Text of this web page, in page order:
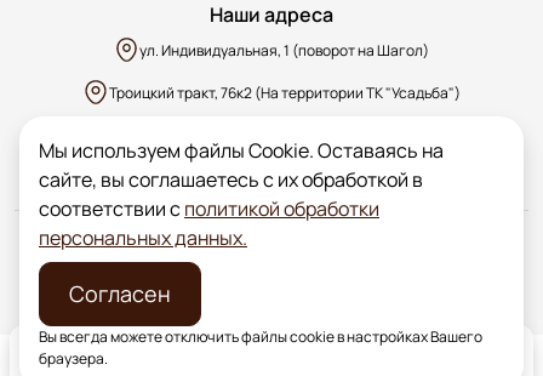
Наши адреса
ул. Индивидуальная, 1 (поворот на Шагол)
Троицкий тракт, 76к2 (На территории ТК "Усадьба")
Цены на сайте носят информационный характер и ни
при каких условиях не являются публичной офертой.
Мы используем файлы Cookie. Оставаясь на
сайте, вы соглашаетесь с их обработкой в
соответствии сполитикой обработки
персональных данных.
Согласен
Вы всегда можете отключить файлы cookie в настройках Вашего
браузера.